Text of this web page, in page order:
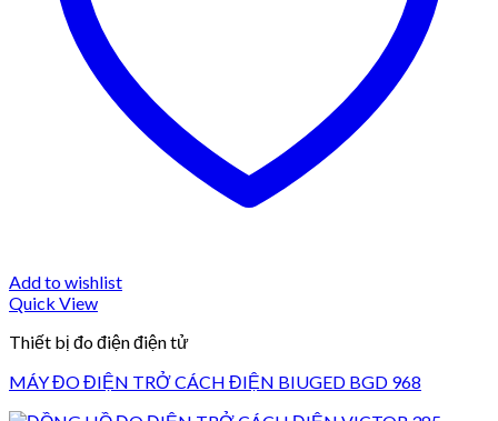
Add to wishlist
Quick View
Thiết bị đo điện điện tử
MÁY ĐO ĐIỆN TRỞ CÁCH ĐIỆN BIUGED BGD 968